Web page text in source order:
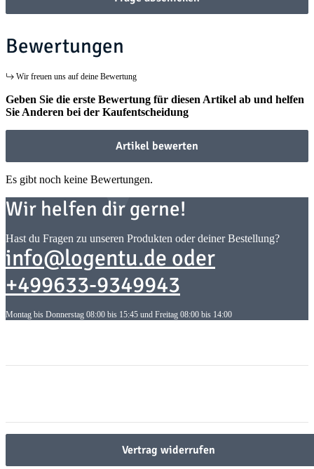
Bewertungen
Wir freuen uns auf deine Bewertung
Geben Sie die erste Bewertung für diesen Artikel ab und helfen
Sie Anderen bei der Kaufentscheidung
Artikel bewerten
Es gibt noch keine Bewertungen.
Wir helfen dir gerne!
Hast du Fragen zu unseren Produkten oder deiner Bestellung?
info@logentu.de oder
+499633-9349943
Montag bis Donnerstag 08:00 bis 15:45 und Freitag 08:00 bis 14:00
Vertrag widerrufen